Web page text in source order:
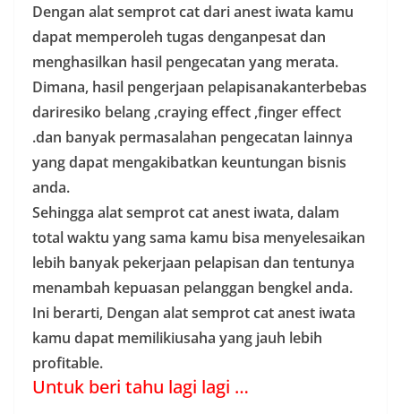
Dengan alat semprot cat dari anest iwata kamu
dapat memperoleh tugas denganpesat dan
menghasilkan hasil pengecatan yang merata.
Dimana, hasil pengerjaan pelapisanakanterbebas
dariresiko belang ,craying effect ,finger effect
.dan banyak permasalahan pengecatan lainnya
yang dapat mengakibatkan keuntungan bisnis
anda.
Sehingga alat semprot cat anest iwata, dalam
total waktu yang sama kamu bisa menyelesaikan
lebih banyak pekerjaan pelapisan dan tentunya
menambah kepuasan pelanggan bengkel anda.
Ini berarti, Dengan alat semprot cat anest iwata
kamu dapat memilikiusaha yang jauh lebih
profitable.
Untuk beri tahu lagi lagi …